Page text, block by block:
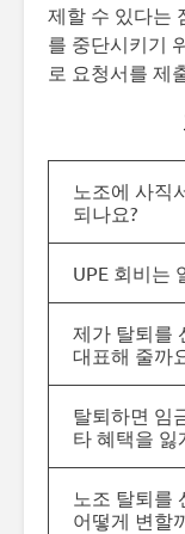
제할 수 있다는
를 중단시키기
로 요청서를 제
노조에 사직
되나요?
UPE 회비는
제가 탈퇴를
대표해 줄까
탈퇴하면 임
타 혜택을 잃
노조 탈퇴를
어떻게 변할